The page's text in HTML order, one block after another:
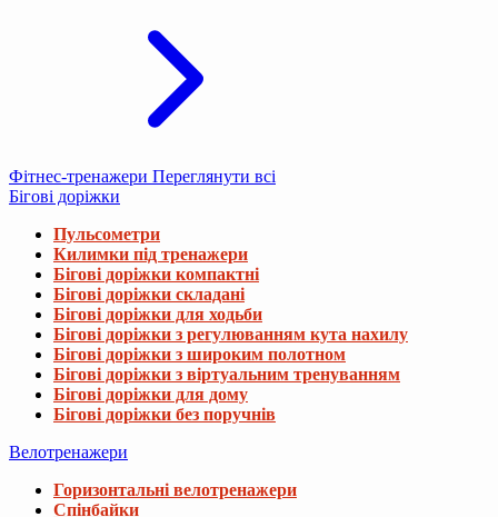
Фітнес-тренажери Переглянути всі
Бігові доріжки
Пульсометри
Килимки під тренажери
Бігові доріжки компактні
Бігові доріжки складані
Бігові доріжки для ходьби
Бігові доріжки з регулюванням кута нахилу
Бігові доріжки з широким полотном
Бігові доріжки з віртуальним тренуванням
Бігові доріжки для дому
Бігові доріжки без поручнів
Велотренажери
Горизонтальні велотренажери
Спінбайки